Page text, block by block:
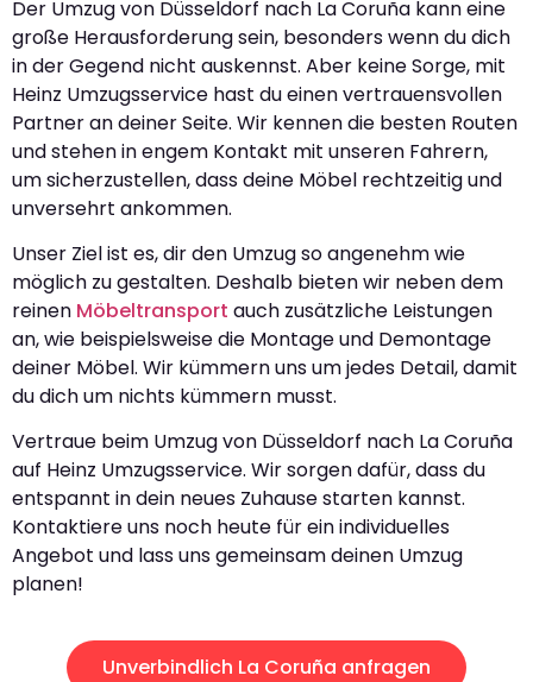
Der Umzug von Düsseldorf nach La Coruña kann eine
große Herausforderung sein, besonders wenn du dich
in der Gegend nicht auskennst. Aber keine Sorge, mit
Heinz Umzugsservice hast du einen vertrauensvollen
Partner an deiner Seite. Wir kennen die besten Routen
und stehen in engem Kontakt mit unseren Fahrern,
um sicherzustellen, dass deine Möbel rechtzeitig und
unversehrt ankommen.
Unser Ziel ist es, dir den Umzug so angenehm wie
möglich zu gestalten. Deshalb bieten wir neben dem
reinen Möbeltransport auch zusätzliche Leistungen
an, wie beispielsweise die Montage und Demontage
deiner Möbel. Wir kümmern uns um jedes Detail, damit
du dich um nichts kümmern musst.
Vertraue beim Umzug von Düsseldorf nach La Coruña
auf Heinz Umzugsservice. Wir sorgen dafür, dass du
entspannt in dein neues Zuhause starten kannst.
Kontaktiere uns noch heute für ein individuelles
Angebot und lass uns gemeinsam deinen Umzug
planen!
Unverbindlich La Coruña anfragen